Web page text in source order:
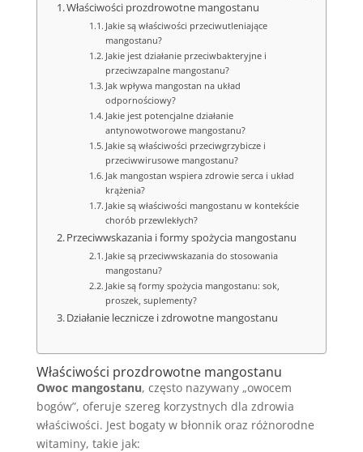
Właściwości prozdrowotne mangostanu
Jakie są właściwości przeciwutleniające
mangostanu?
Jakie jest działanie przeciwbakteryjne i
przeciwzapalne mangostanu?
Jak wpływa mangostan na układ
odpornościowy?
Jakie jest potencjalne działanie
antynowotworowe mangostanu?
Jakie są właściwości przeciwgrzybicze i
przeciwwirusowe mangostanu?
Jak mangostan wspiera zdrowie serca i układ
krążenia?
Jakie są właściwości mangostanu w kontekście
chorób przewlekłych?
Przeciwwskazania i formy spożycia mangostanu
Jakie są przeciwwskazania do stosowania
mangostanu?
Jakie są formy spożycia mangostanu: sok,
proszek, suplementy?
Działanie lecznicze i zdrowotne mangostanu
Właściwości prozdrowotne mangostanu
Owoc mangostanu, często nazywany „owocem
bogów”, oferuje szereg korzystnych dla zdrowia
właściwości. Jest bogaty w błonnik oraz różnorodne
witaminy, takie jak: